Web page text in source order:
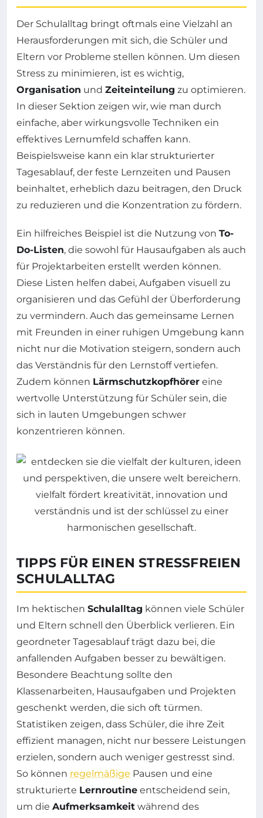
Der Schulalltag bringt oftmals eine Vielzahl an
Herausforderungen mit sich, die Schüler und
Eltern vor Probleme stellen können. Um diesen
Stress zu minimieren, ist es wichtig,
Organisation und Zeiteinteilung zu optimieren.
In dieser Sektion zeigen wir, wie man durch
einfache, aber wirkungsvolle Techniken ein
effektives Lernumfeld schaffen kann.
Beispielsweise kann ein klar strukturierter
Tagesablauf, der feste Lernzeiten und Pausen
beinhaltet, erheblich dazu beitragen, den Druck
zu reduzieren und die Konzentration zu fördern.
Ein hilfreiches Beispiel ist die Nutzung von To-
Do-Listen, die sowohl für Hausaufgaben als auch
für Projektarbeiten erstellt werden können.
Diese Listen helfen dabei, Aufgaben visuell zu
organisieren und das Gefühl der Überforderung
zu vermindern. Auch das gemeinsame Lernen
mit Freunden in einer ruhigen Umgebung kann
nicht nur die Motivation steigern, sondern auch
das Verständnis für den Lernstoff vertiefen.
Zudem können Lärmschutzkopfhörer eine
wertvolle Unterstützung für Schüler sein, die
sich in lauten Umgebungen schwer
konzentrieren können.
TIPPS FÜR EINEN STRESSFREIEN
SCHULALLTAG
Im hektischen Schulalltag können viele Schüler
und Eltern schnell den Überblick verlieren. Ein
geordneter Tagesablauf trägt dazu bei, die
anfallenden Aufgaben besser zu bewältigen.
Besondere Beachtung sollte den
Klassenarbeiten, Hausaufgaben und Projekten
geschenkt werden, die sich oft türmen.
Statistiken zeigen, dass Schüler, die ihre Zeit
effizient managen, nicht nur bessere Leistungen
erzielen, sondern auch weniger gestresst sind.
So können regelmäßige Pausen und eine
strukturierte Lernroutine entscheidend sein,
um die Aufmerksamkeit während des